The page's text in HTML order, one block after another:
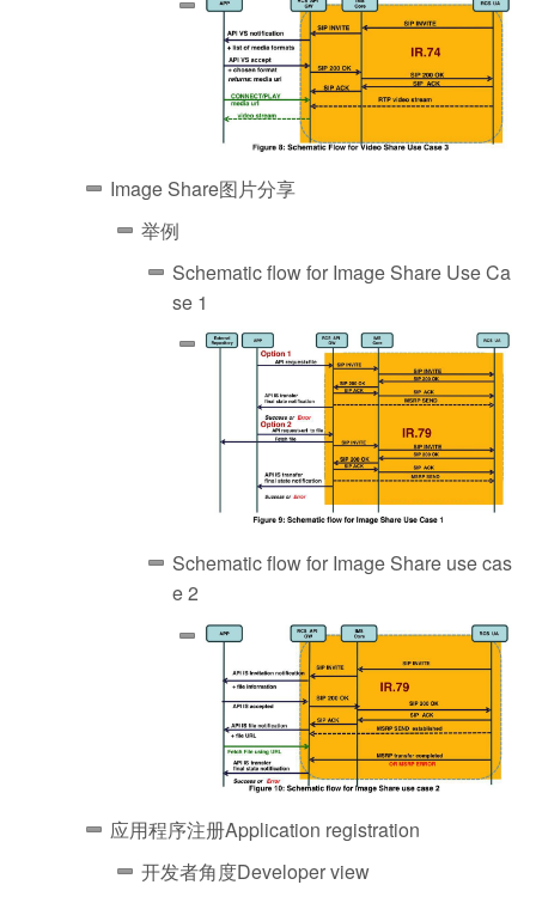
Image Share图片分享
举例
Schematic flow for Image Share Use Ca
se 1
Schematic flow for Image Share use cas
e 2
应用程序注册Application registration
开发者角度Developer view